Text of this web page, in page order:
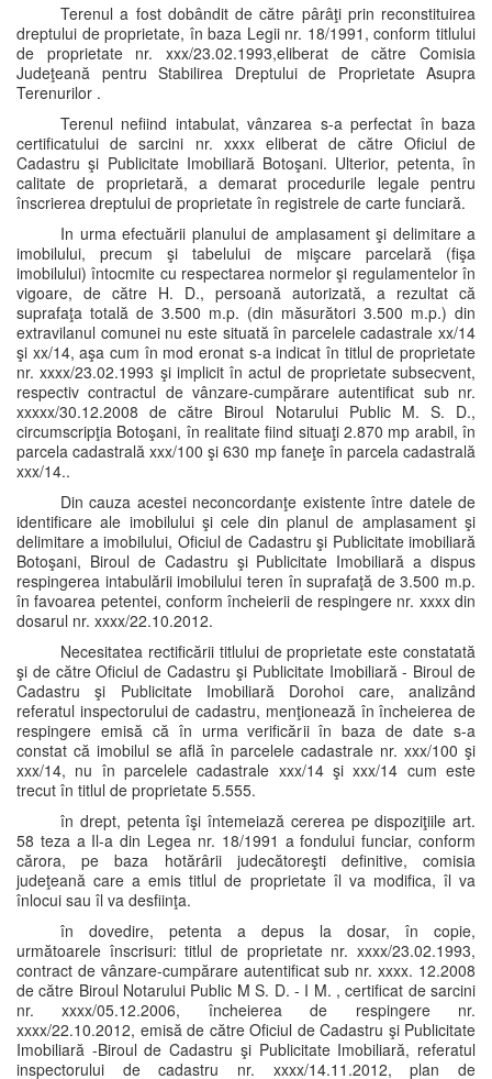
Terenul a fost dobândit de către pârâţi prin reconstituirea
dreptului de proprietate, în baza Legii nr. 18/1991, conform titlului
de proprietate nr. xxx/23.02.1993,eliberat de către Comisia
Judeţeană pentru Stabilirea Dreptului de Proprietate Asupra
Terenurilor .
Terenul nefiind intabulat, vânzarea s-a perfectat în baza
certificatului de sarcini nr. xxxx eliberat de către Oficiul de
Cadastru şi Publicitate Imobiliară Botoşani. Ulterior, petenta, în
calitate de proprietară, a demarat procedurile legale pentru
înscrierea dreptului de proprietate în registrele de carte funciară.
In urma efectuării planului de amplasament şi delimitare a
imobilului, precum şi tabelului de mişcare parcelară (fişa
imobilului) întocmite cu respectarea normelor şi regulamentelor în
vigoare, de către H. D., persoană autorizată, a rezultat că
suprafaţa totală de 3.500 m.p. (din măsurători 3.500 m.p.) din
extravilanul comunei nu este situată în parcelele cadastrale xx/14
şi xx/14, aşa cum în mod eronat s-a indicat în titlul de proprietate
nr. xxxx/23.02.1993 şi implicit în actul de proprietate subsecvent,
respectiv contractul de vânzare-cumpărare autentificat sub nr.
xxxxx/30.12.2008 de către Biroul Notarului Public M. S. D.,
circumscripţia Botoşani, în realitate fiind situaţi 2.870 mp arabil, în
parcela cadastrală xxx/100 şi 630 mp faneţe în parcela cadastrală
xxx/14..
Din cauza acestei neconcordanţe existente între datele de
identificare ale imobilului şi cele din planul de amplasament şi
delimitare a imobilului, Oficiul de Cadastru şi Publicitate imobiliară
Botoşani, Biroul de Cadastru şi Publicitate Imobiliară a dispus
respingerea intabulării imobilului teren în suprafaţă de 3.500 m.p.
în favoarea petentei, conform încheierii de respingere nr. xxxx din
dosarul nr. xxxx/22.10.2012.
Necesitatea rectificării titlului de proprietate este constatată
şi de către Oficiul de Cadastru şi Publicitate Imobiliară - Biroul de
Cadastru şi Publicitate Imobiliară Dorohoi care, analizând
referatul inspectorului de cadastru, menţionează în încheierea de
respingere emisă că în urma verificării în baza de date s-a
constat că imobilul se află în parcelele cadastrale nr. xxx/100 şi
xxx/14, nu în parcelele cadastrale xxx/14 şi xxx/14 cum este
trecut în titlul de proprietate 5.555.
în drept, petenta îşi întemeiază cererea pe dispoziţiile art.
58 teza a Il-a din Legea nr. 18/1991 a fondului funciar, conform
cărora, pe baza hotărârii judecătoreşti definitive, comisia
judeţeană care a emis titlul de proprietate îl va modifica, îl va
înlocui sau îl va desfiinţa.
în dovedire, petenta a depus la dosar, în copie,
următoarele înscrisuri: titlul de proprietate nr. xxxx/23.02.1993,
contract de vânzare-cumpărare autentificat sub nr. xxxx. 12.2008
de către Biroul Notarului Public M S. D. - I M. , certificat de sarcini
nr. xxxx/05.12.2006, încheierea de respingere nr.
xxxx/22.10.2012, emisă de către Oficiul de Cadastru şi Publicitate
Imobiliară -Biroul de Cadastru şi Publicitate Imobiliară, referatul
inspectorului de cadastru nr. xxxx/14.11.2012, plan de